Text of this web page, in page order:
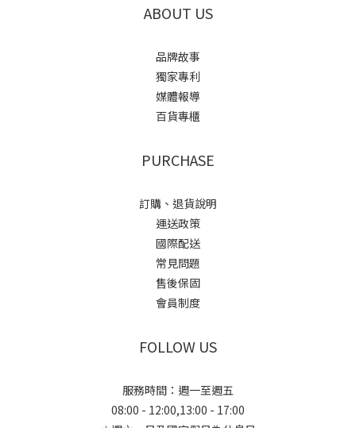
ABOUT US
品牌故事
獨家專利
媒體報導
百貨專櫃
PURCHASE
訂購、退貨說明
運送政策
國際配送
常見問題
售後保固
會員制度
FOLLOW US
服務時間：週一至週五
08:00 - 12:00,13:00 - 17:00